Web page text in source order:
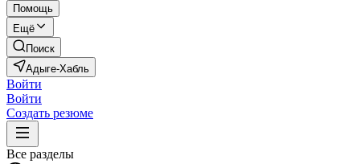
Помощь
Ещё
Поиск
Адыге-Хабль
Войти
Войти
Создать резюме
Все разделы